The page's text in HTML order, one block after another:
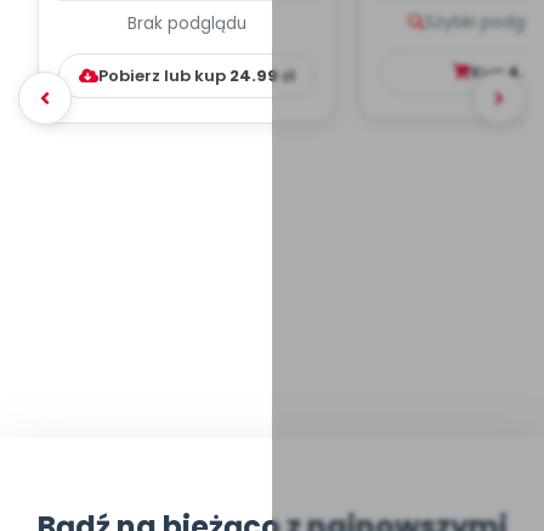
WYCHOWAWCZO –
DYDAKTYC...
Brak podglądu
Pobierz lub kup 24.99zł
Szybki
Kup